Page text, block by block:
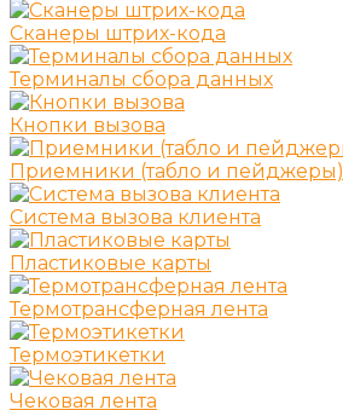
Сканеры штрих-кода
Терминалы сбора данных
Кнопки вызова
Приемники (табло и пейджеры)
Система вызова клиента
Пластиковые карты
Термотрансферная лента
Термоэтикетки
Чековая лента